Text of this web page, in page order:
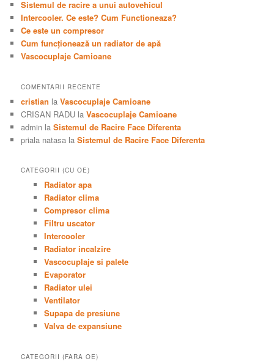
Sistemul de racire a unui autovehicul
Intercooler. Ce este? Cum Functioneaza?
Ce este un compresor
Cum funcţionează un radiator de apă
Vascocuplaje Camioane
COMENTARII RECENTE
cristian laVascocuplaje Camioane
CRISAN RADU laVascocuplaje Camioane
admin laSistemul de Racire Face Diferenta
priala natasa laSistemul de Racire Face Diferenta
CATEGORII (CU OE)
Radiator apa
Radiator clima
Compresor clima
Filtru uscator
Intercooler
Radiator incalzire
Vascocuplaje si palete
Evaporator
Radiator ulei
Ventilator
Supapa de presiune
Valva de expansiune
CATEGORII (FARA OE)